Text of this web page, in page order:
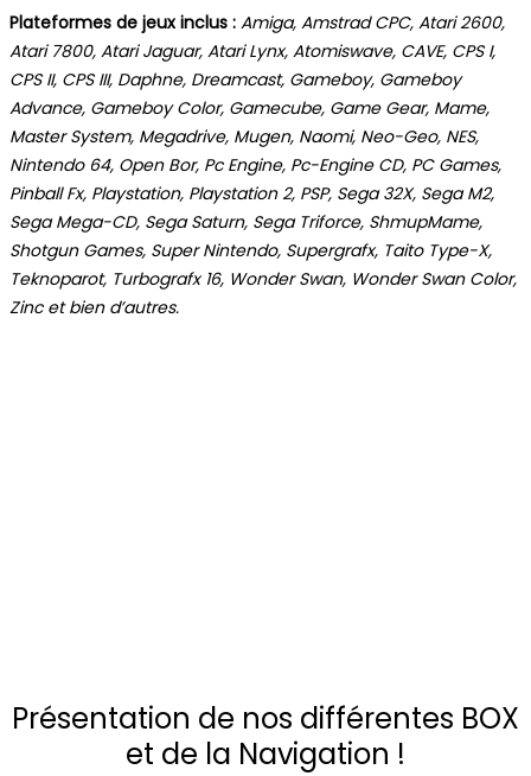
Plateformes de jeux inclus : Amiga, Amstrad CPC, Atari 2600,
Atari 7800, Atari Jaguar, Atari Lynx, Atomiswave, CAVE, CPS I,
CPS II, CPS III, Daphne, Dreamcast, Gameboy, Gameboy
Advance, Gameboy Color, Gamecube, Game Gear, Mame,
Master System, Megadrive, Mugen, Naomi, Neo-Geo, NES,
Nintendo 64, Open Bor, Pc Engine, Pc-Engine CD, PC Games,
Pinball Fx, Playstation, Playstation 2, PSP, Sega 32X, Sega M2,
Sega Mega-CD, Sega Saturn, Sega Triforce, ShmupMame,
Shotgun Games, Super Nintendo, Supergrafx, Taito Type-X,
Teknoparot, Turbografx 16, Wonder Swan, Wonder Swan Color,
Zinc et bien d’autres.
Présentation de nos différentes BOX
et de la Navigation !